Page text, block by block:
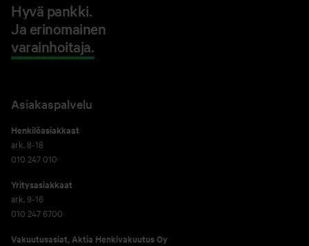
Hyvä pankki.
Ja erinomainen
varainhoitaja.
Asiakaspalvelu
Henkilöasiakkaat
ark. 8-18
010 247 010
Yritysasiakkaat
ark. 9-16
010 247 6700
Vakuutusasiat, Aktia Henkivakuutus Oy